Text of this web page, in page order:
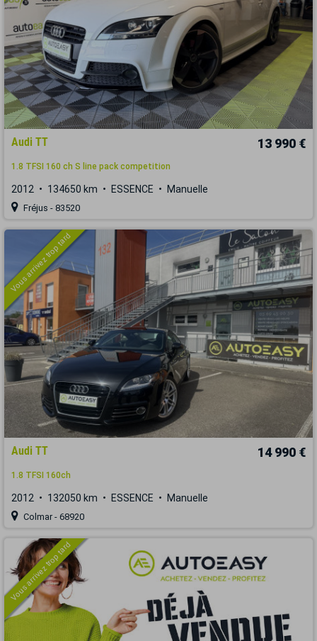
Audi TT 13 990 €
1.8 TFSI 160 ch S line pack competition
2012 134650 km ESSENCE Manuelle
Fréjus - 83520
Vous arrivez trop tard
Audi TT 14 990 €
1.8 TFSI 160ch
2012 132050 km ESSENCE Manuelle
Colmar - 68920
Vous arrivez trop tard